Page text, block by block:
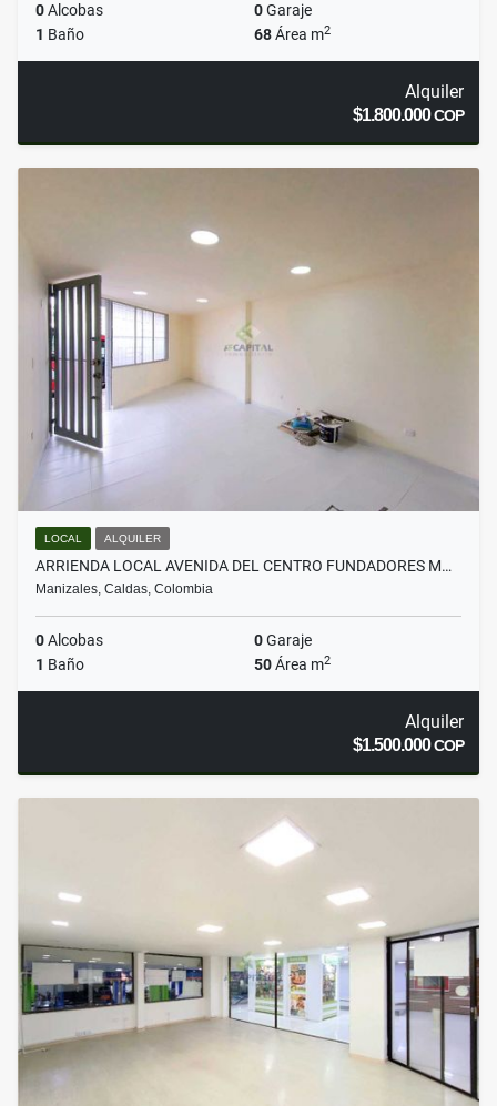
0Alcobas 0Garaje
1 Baño 68Área m2
Alquiler
$1.800.000COP
LOCAL ALQUILER
ARRIENDA LOCAL AVENIDA DEL CENTRO FUNDADORES M…
Manizales, Caldas, Colombia
0Alcobas 0Garaje
1 Baño 50Área m2
Alquiler
$1.500.000COP